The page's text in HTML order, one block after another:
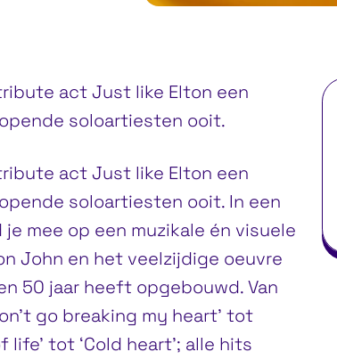
act Just like Elton een
soloartiesten ooit.
act Just like Elton een
soloartiesten ooit. In een
mee op een muzikale én visuele
John en het veelzijdige oeuvre
50 jaar heeft opgebouwd. Van
go breaking my heart’ tot
life’ tot ‘Cold heart’; alle hits